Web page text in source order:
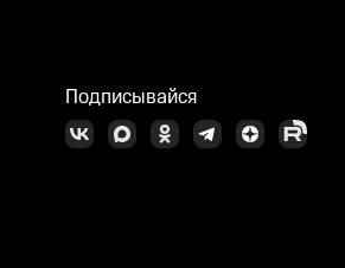
Подписывайся